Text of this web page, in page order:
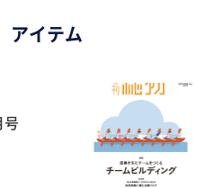
アイテム
号